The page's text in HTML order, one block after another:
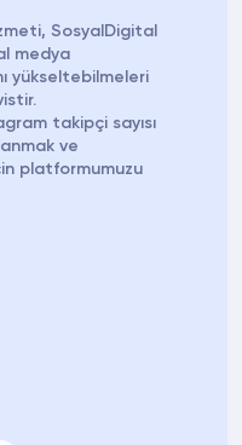
SosyalDigital
medya
yükseltebilmeleri
takipçi sayısı
ve
platformumuzu